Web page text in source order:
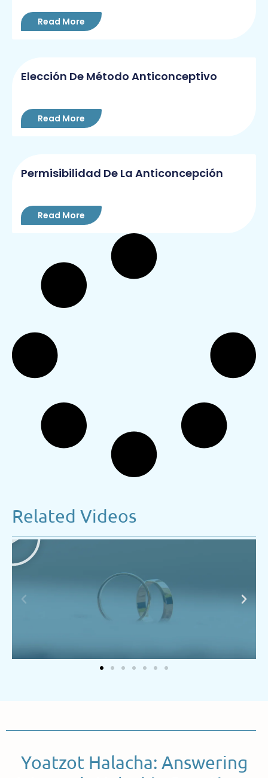
Read More
Elección De Método Anticonceptivo
Read More
Permisibilidad De La Anticoncepción
Read More
Related Videos
Yoatzot Halacha: Answering